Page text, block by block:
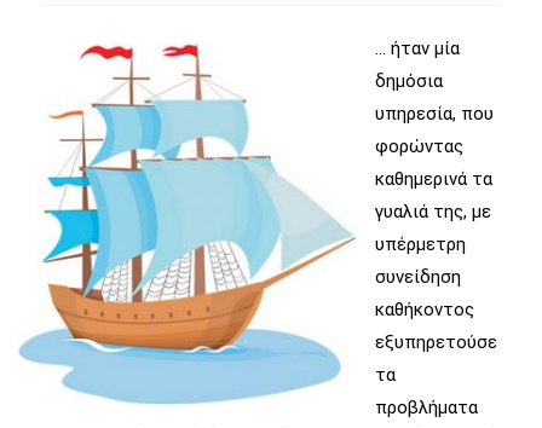
… ήταν μία
δημόσια
υπηρεσία, που
φορώντας
καθημερινά τα
γυαλιά της, με
υπέρμετρη
συνείδηση
καθήκοντος
εξυπηρετούσε
τα
προβλήματα